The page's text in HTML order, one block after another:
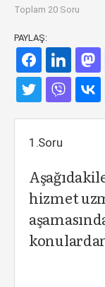
Toplam 20 Soru
PAYLAŞ:
1.Soru
hizmet